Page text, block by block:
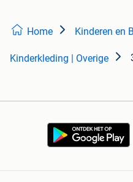
Home Kinderen en
Kinderkleding | Overige